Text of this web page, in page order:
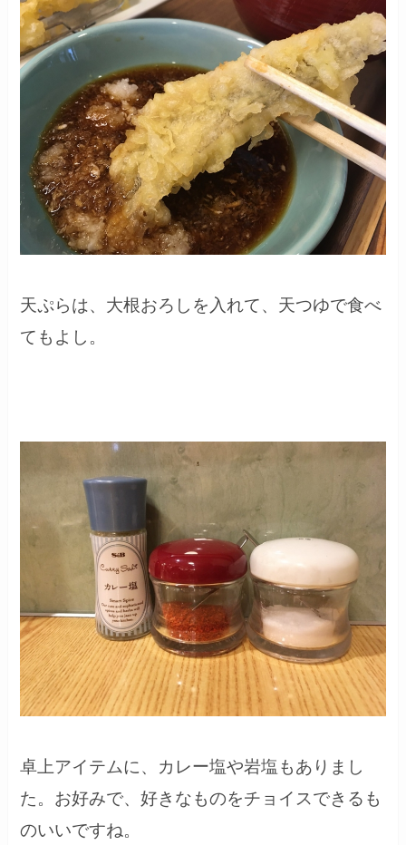
天ぷらは、大根おろしを入れて、天つゆで食べ
てもよし。
卓上アイテムに、カレー塩や岩塩もありまし
た。お好みで、好きなものをチョイスできるも
のいいですね。